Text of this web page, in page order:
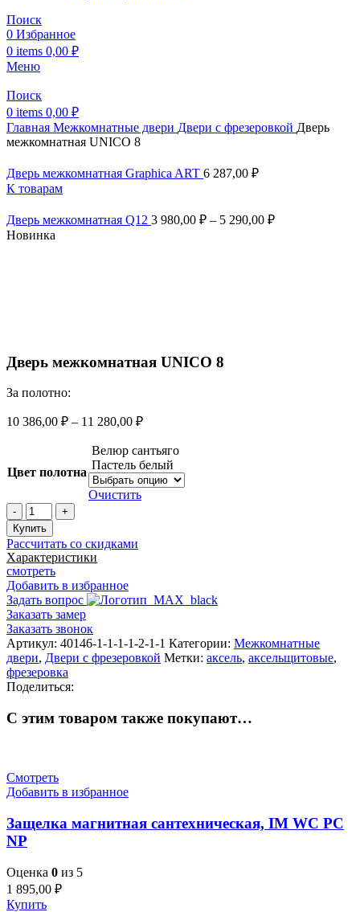
Поиск
0 Избранное
0 items 0,00 ₽
Меню
Поиск
0 items 0,00 ₽
Главная Межкомнатные двери Двери с фрезеровкой Дверь
межкомнатная UNICO 8
Дверь межкомнатная Graphica ART 6 287,00 ₽
К товарам
Дверь межкомнатная Q12 3 980,00 ₽ – 5 290,00 ₽
Новинка
Дверь межкомнатная UNICO 8
За полотно:
10 386,00 ₽ – 11 280,00 ₽
Цвет полотна
Велюр сантьяго
Пастель белый
Очистить
Количество
товара
Дверь
межкомнатная
UNICO
8
Купить
Рассчитать со скидками
Характеристики
смотреть
Добавить в избранное
Задать вопрос
Заказать замер
Заказать звонок
Артикул: 40146-1-1-1-1-2-1-1 Категории: Межкомнатные
двери, Двери с фрезеровкой Метки: аксель, аксельщитовые,
фрезеровка
Поделиться:
С этим товаром также покупают…
Смотреть
Добавить в избранное
Защелка магнитная сантехническая, IM WC PC
NP
Оценка 0 из 5
1 895,00 ₽
Купить